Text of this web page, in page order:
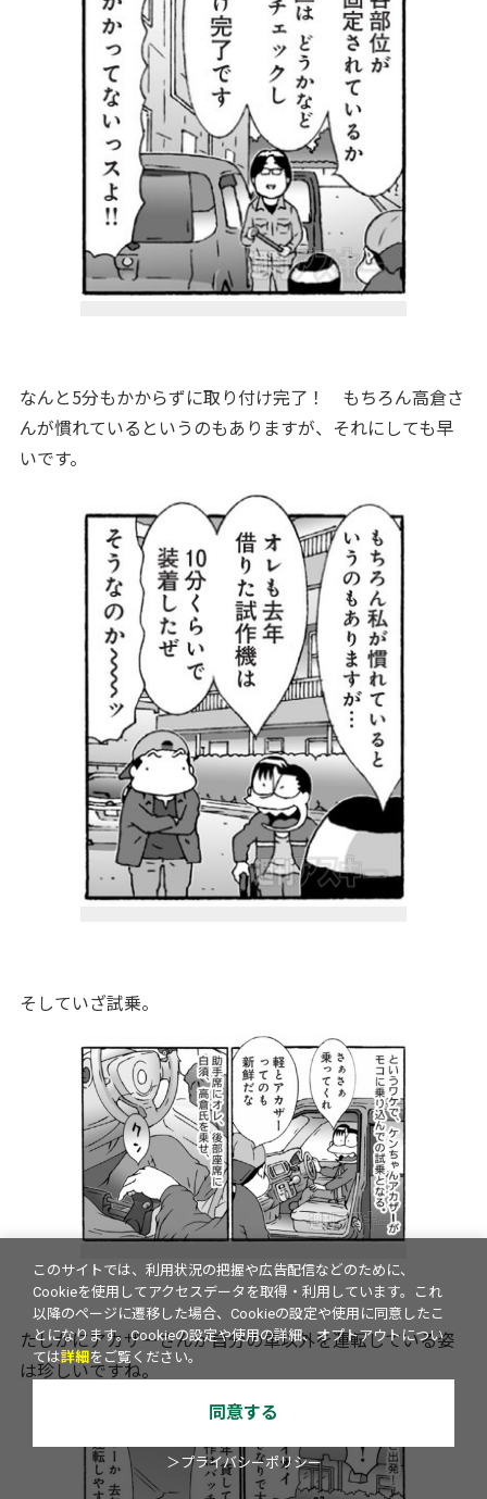
なんと5分もかからずに取り付け完了！ もちろん高倉さ
んが慣れているというのもありますが、それにしても早
いです。
そしていざ試乗。
たしかにアカザーさんが自分の車以外を運転している姿
は珍しいですね。
このサイトでは、利用状況の把握や広告配信などのために、
Cookieを使用してアクセスデータを取得・利用しています。これ
以降のページに遷移した場合、Cookieの設定や使用に同意したこ
とになります。Cookieの設定や使用の詳細、オプトアウトについ
ては詳細 をご覧ください。
同意する
＞プライバシーポリシー